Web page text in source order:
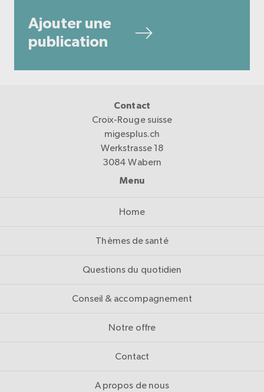
Ajouter une
publication
Contact
Croix-Rouge suisse
migesplus.ch
Werkstrasse 18
3084 Wabern
Menu
Home
Thèmes de santé
Questions du quotidien
Conseil & accompagnement
Notre offre
Contact
A propos de nous